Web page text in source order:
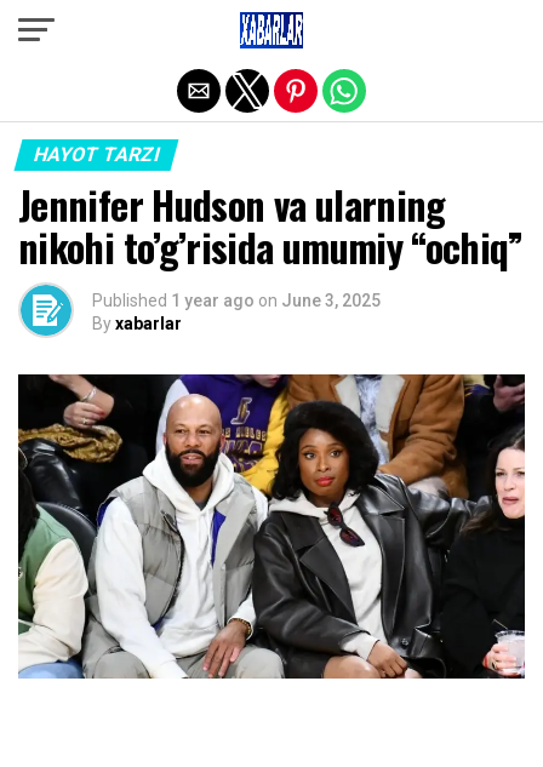
HAYOT TARZI
Jennifer Hudson va ularning
nikohi to’g’risida umumiy “ochiq”
Published 1 year ago on June 3, 2025
Byxabarlar
Exit mobile version